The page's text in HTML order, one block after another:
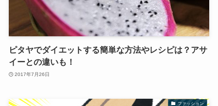
ピタヤでダイエットする簡単な方法やレシピは？アサ
イーとの違いも！
2017年7月26日
ファッション